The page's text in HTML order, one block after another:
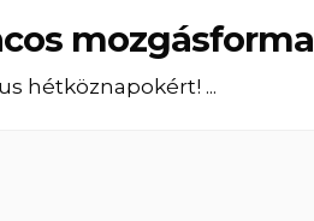
mozgásforma
hétköznapokért! ...